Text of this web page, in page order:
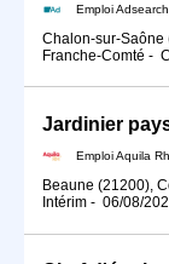
Emploi Adsearch
Chalon-sur-Saône
Franche-Comté -
Jardinier
Emploi Aquila Rh
Beaune (21200),
Intérim - 06/08/